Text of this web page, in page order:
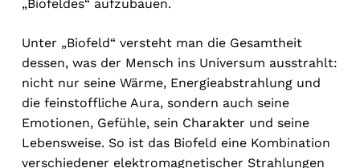
„Biofeldes“ aufzubauen.
Unter „Biofeld“ versteht man die Gesamtheit
dessen, was der Mensch ins Universum ausstrahlt:
nicht nur seine Wärme, Energieabstrahlung und
die feinstoffliche Aura, sondern auch seine
Emotionen, Gefühle, sein Charakter und seine
Lebensweise. So ist das Biofeld eine Kombination
verschiedener elektromagnetischer Strahlungen